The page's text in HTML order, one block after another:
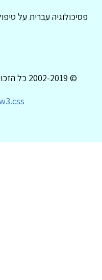
פסיכולוגיה עברית על
© 2002-2019 כל הזכויות שמורות לפסיכולוגיה עברית